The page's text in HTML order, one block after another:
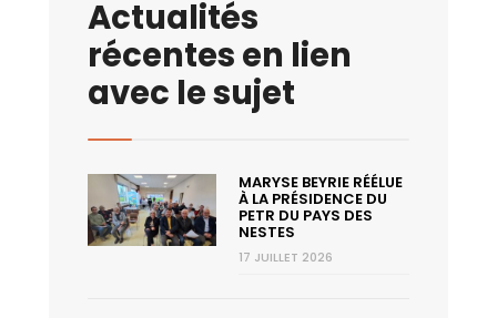
Actualités
récentes en lien
avec le sujet
MARYSE BEYRIE RÉÉLUE
À LA PRÉSIDENCE DU
PETR DU PAYS DES
NESTES
17 JUILLET 2026